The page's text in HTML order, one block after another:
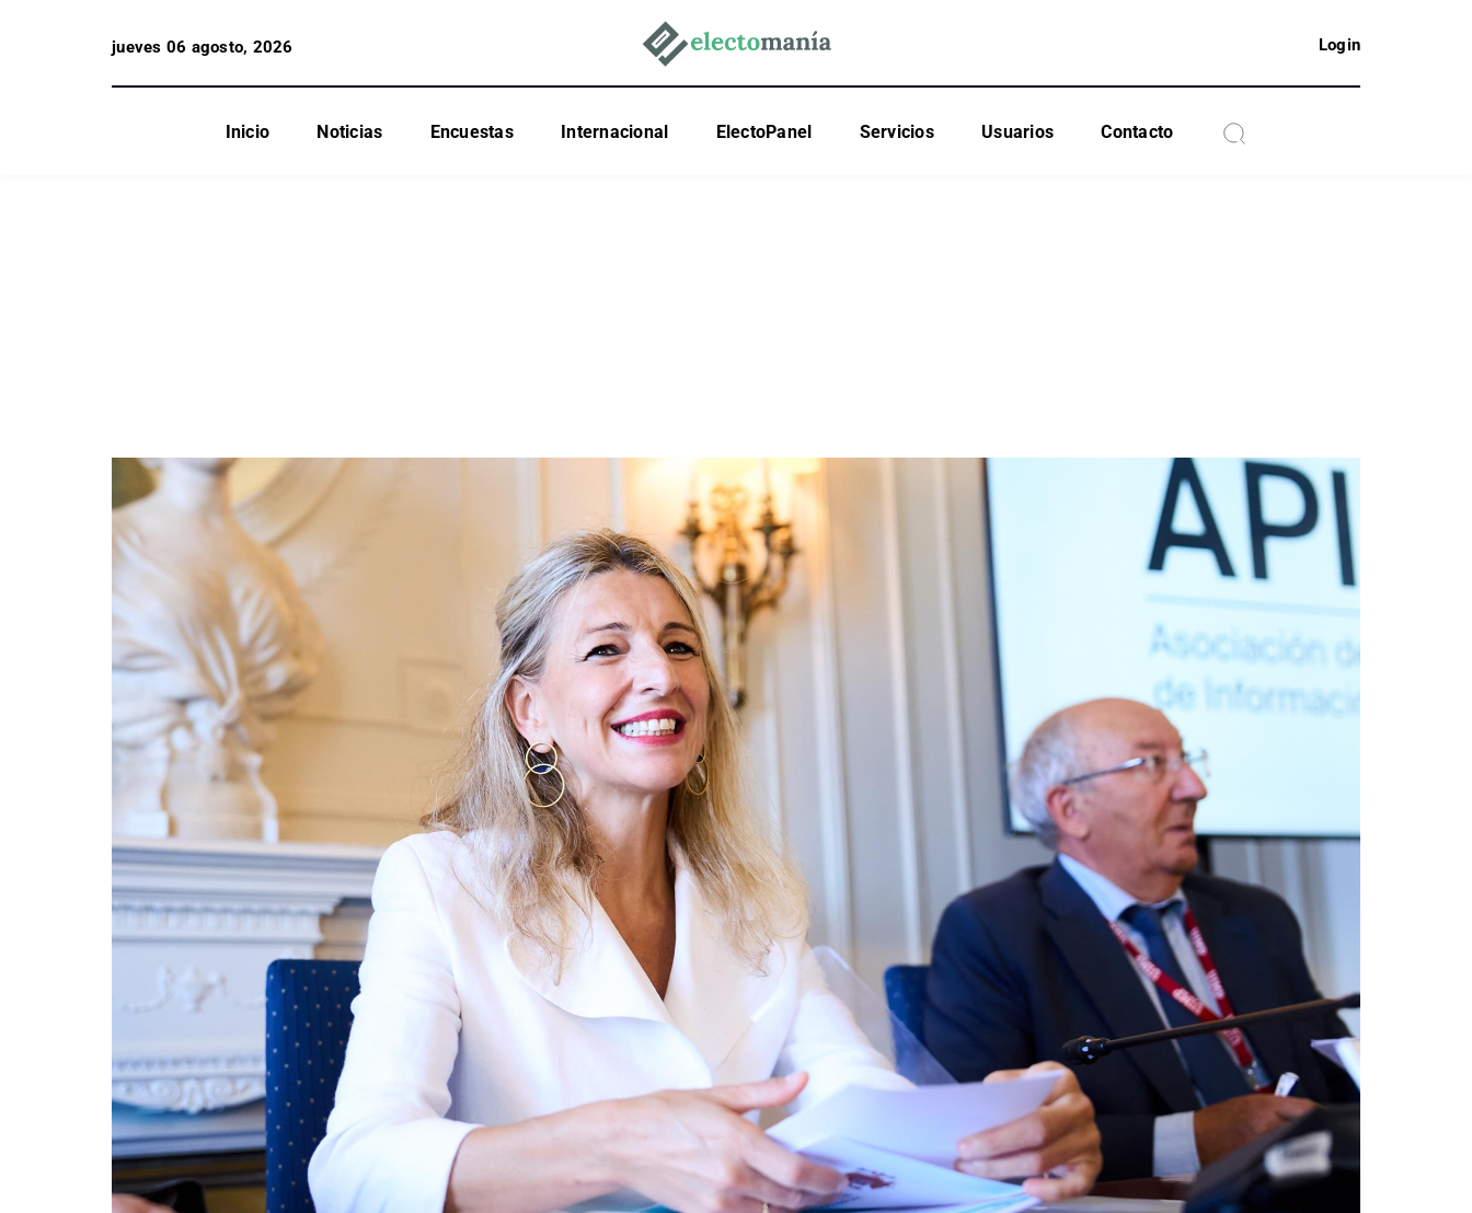
jueves 06 agosto, 2026 Login
Inicio Noticias Encuestas Internacional ElectoPanel Servicios Usuarios Contacto